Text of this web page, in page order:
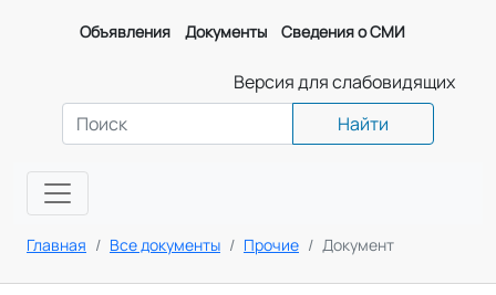
Объявления Документы Сведения о СМИ
Версия для слабовидящих
Найти
Главная Все документы Прочие Документ